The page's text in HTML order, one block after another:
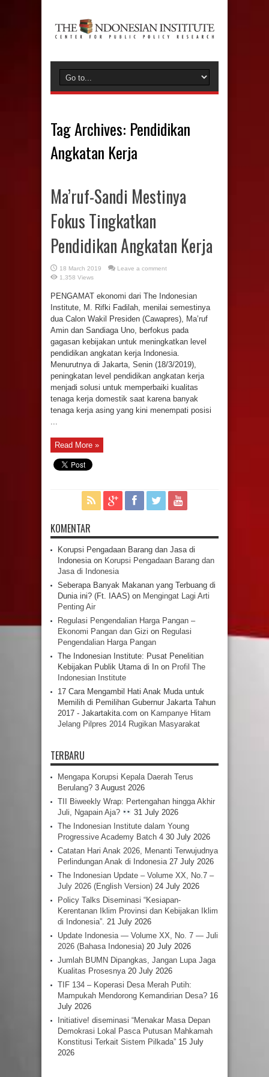
Tag Archives: Pendidikan
Angkatan Kerja
Ma’ruf-Sandi Mestinya
Fokus Tingkatkan
Pendidikan Angkatan Kerja
18 March 2019
Leave a comment
1,358 Views
PENGAMAT ekonomi dari The Indonesian
Institute, M. Rifki Fadilah, menilai semestinya
dua Calon Wakil Presiden (Cawapres), Ma’ruf
Amin dan Sandiaga Uno, berfokus pada
gagasan kebijakan untuk meningkatkan level
pendidikan angkatan kerja Indonesia.
Menurutnya di Jakarta, Senin (18/3/2019),
peningkatan level pendidikan angkatan kerja
menjadi solusi untuk memperbaiki kualitas
tenaga kerja domestik saat karena banyak
tenaga kerja asing yang kini menempati posisi
...
Read More »
KOMENTAR
Korupsi Pengadaan Barang dan Jasa di
Indonesiaon Korupsi Pengadaan Barang dan
Jasa di Indonesia
Seberapa Banyak Makanan yang Terbuang di
Dunia ini? (Ft. IAAS) on Mengingat Lagi Arti
Penting Air
Regulasi Pengendalian Harga Pangan –
Ekonomi Pangan dan Gizi on Regulasi
Pengendalian Harga Pangan
The Indonesian Institute: Pusat Penelitian
Kebijakan Publik Utama di In on Profil The
Indonesian Institute
17 Cara Mengambil Hati Anak Muda untuk
Memilih di Pemilihan Gubernur Jakarta Tahun
2017 - Jakartakita.com on Kampanye Hitam
Jelang Pilpres 2014 Rugikan Masyarakat
TERBARU
Mengapa Korupsi Kepala Daerah Terus
Berulang? 3 August 2026
TII Biweekly Wrap: Pertengahan hingga Akhir
Juli, Ngapain Aja?
31 July 2026
The Indonesian Institute dalam Young
Progressive Academy Batch 4 30 July 2026
Catatan Hari Anak 2026, Menanti Terwujudnya
Perlindungan Anak di Indonesia 27 July 2026
The Indonesian Update – Volume XX, No.7 –
July 2026 (English Version) 24 July 2026
Policy Talks Diseminasi “Kesiapan-
Kerentanan Iklim Provinsi dan Kebijakan Iklim
di Indonesia”. 21 July 2026
Update Indonesia — Volume XX, No. 7 — Juli
2026 (Bahasa Indonesia) 20 July 2026
Jumlah BUMN Dipangkas, Jangan Lupa Jaga
Kualitas Prosesnya 20 July 2026
TIF 134 – Koperasi Desa Merah Putih:
Mampukah Mendorong Kemandirian Desa? 16
July 2026
Initiative! diseminasi “Menakar Masa Depan
Demokrasi Lokal Pasca Putusan Mahkamah
Konstitusi Terkait Sistem Pilkada” 15 July
2026